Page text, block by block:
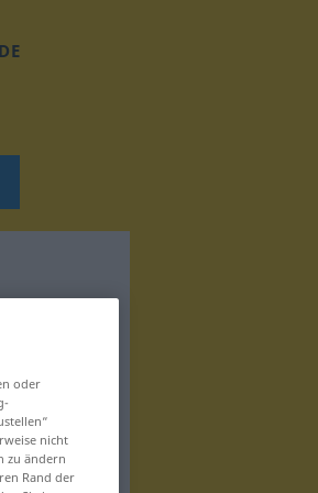
DE
oder
nicht
zu ändern
Rand der